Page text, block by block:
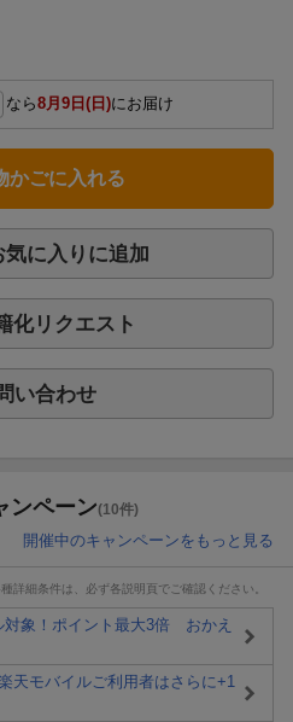
なら8月9日(日)にお届け
かごに入れる
気に入りに追加
化リクエスト
い合わせ
ンペーン(10件)
開催中のキャンペーンをもっと見る
詳細条件は、必ず各説明頁でご確認ください。
対象！ポイント最大3倍 おかえ
天モバイルご利用者はさらに+1